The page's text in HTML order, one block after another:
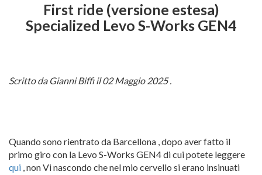
First ride (versione estesa)
Specialized Levo S-Works GEN4
Scritto da Gianni Biffi il 02 Maggio 2025 .
Quando sono rientrato da Barcellona , dopo aver fatto il
primo giro con la Levo S-Works GEN4 di cui potete leggere
qui , non Vi nascondo che nel mio cervello si erano insinuati